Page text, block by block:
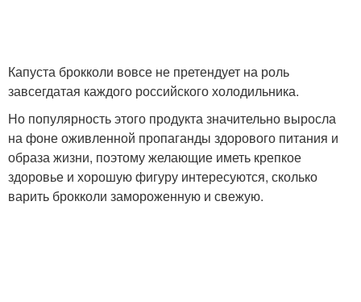
Капуста брокколи вовсе не претендует на роль
завсегдатая каждого российского холодильника.
Но популярность этого продукта значительно выросла
на фоне оживленной пропаганды здорового питания и
образа жизни, поэтому желающие иметь крепкое
здоровье и хорошую фигуру интересуются, сколько
варить брокколи замороженную и свежую.